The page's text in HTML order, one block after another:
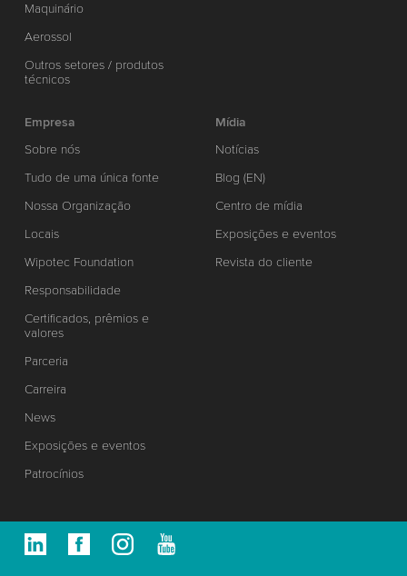
Maquinário
Aerossol
Outros setores / produtos
técnicos
Empresa
Sobre nós
Tudo de uma única fonte
Nossa Organização
Locais
Wipotec Foundation
Responsabilidade
Certificados, prêmios e
valores
Parceria
Carreira
News
Exposições e eventos
Patrocínios
Mídia
Notícias
Blog (EN)
Centro de mídia
Exposições e eventos
Revista do cliente